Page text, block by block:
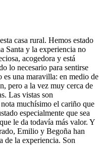
casa rural. Hemos estado
Santa y la experiencia no
acogedora y está
lo necesario para sentirse
es una maravilla: en medio de
pero a la vez muy cerca de
Las vistas son
muchísimo el cariño que
especialmente que sea
le da todavía más valor. Y
Emilio y Begoña han
de la experiencia. Son